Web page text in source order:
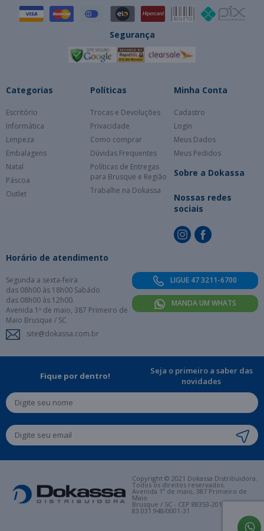
Segurança
Categorias
Escritório
Informática
Limpeza
Embalagens
Natal
Páscoa
Outlet
Políticas
Trocas e Devoluções
Privacidade
Como comprar
Dúvidas Frequentes
Políticas de Entregas
para Brusque e Região
Trabalhe na Dokassa
Minha Conta
Cadastro
Login
Meus Dados
Meus Pedidos
Sobre a Dokassa
Nossas redes
sociais
Horário de atendimento
Segunda a sexta-feira
das 08h00 às 18h00 Sabádo
das 08h00 às 12h00.
Avenida 1º de maio, 387 Primeiro de
Maio Brusque / SC
site@dokassa.com.br
LIGUE 47 3211-6700
MANDA UM WHATS
Fique por dentro!
Seja o primeiro a saber das
novidades
Copyright © 2021 Dokassa Distribuidora.
Todos os direitos reservados.
Avenida 1º de maio, 387 Primeiro de
Maio
Brusque / SC - CEP 88353-201. CNPJ:
83.031.948/0001-31